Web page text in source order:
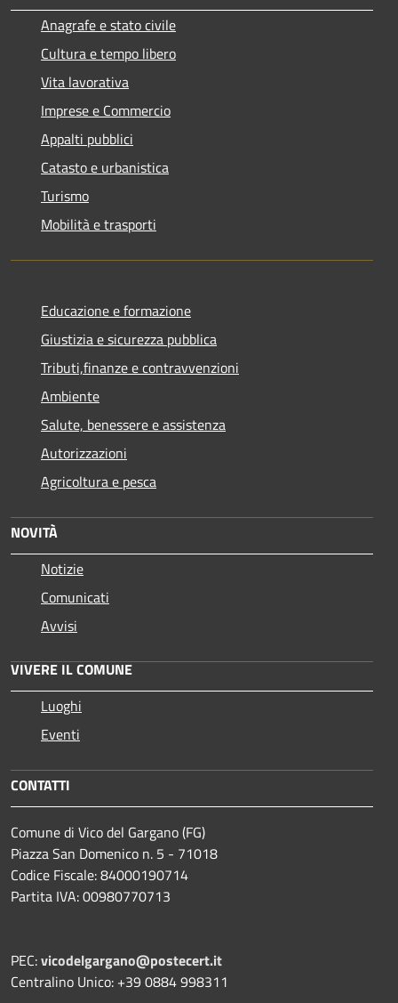
Anagrafe e stato civile
Cultura e tempo libero
Vita lavorativa
Imprese e Commercio
Appalti pubblici
Catasto e urbanistica
Turismo
Mobilità e trasporti
Educazione e formazione
Giustizia e sicurezza pubblica
Tributi,finanze e contravvenzioni
Ambiente
Salute, benessere e assistenza
Autorizzazioni
Agricoltura e pesca
NOVITÀ
Notizie
Comunicati
Avvisi
VIVERE IL COMUNE
Luoghi
Eventi
CONTATTI
Comune di Vico del Gargano (FG)
Piazza San Domenico n. 5 - 71018
Codice Fiscale: 84000190714
Partita IVA: 00980770713
PEC:vicodelgargano@postecert.it
Centralino Unico: +39 0884 998311